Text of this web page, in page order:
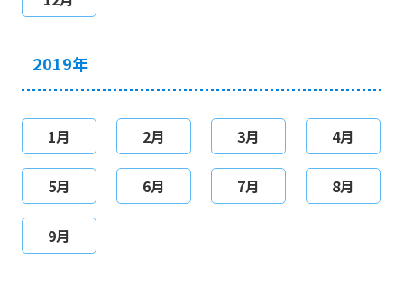
2019年
1月 2月 3月 4月
5月 6月 7月 8月
9月